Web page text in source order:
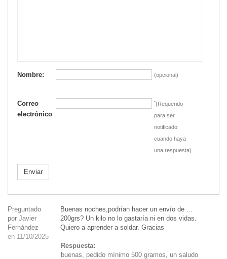
Nombre: (opcional)
Correo
electrónico
*(Requerido
para ser
notificado
cuando haya
una respuesta)
Enviar
Preguntado
por Javier
Fernández
en 11/10/2025
Buenas noches,podrían hacer un envío de ...
200grs? Un kilo no lo gastaría ni en dos vidas.
Quiero a aprender a soldar. Gracias
Respuesta:
buenas, pedido mínimo 500 gramos, un saludo